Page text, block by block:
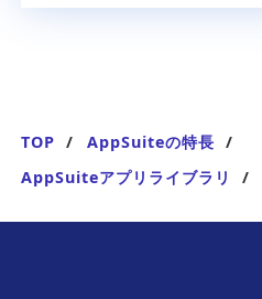
TOP
AppSuiteの特長
AppSuiteアプリライブラリ